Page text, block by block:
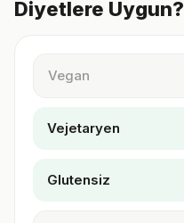
Diyetlere Uygun?
Vegan
Vejetaryen
Glutensiz